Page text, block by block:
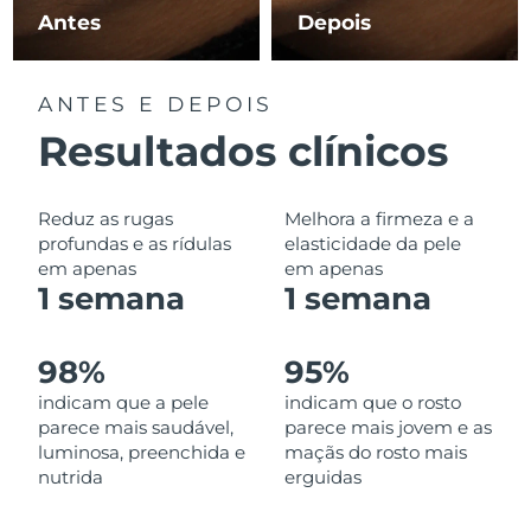
Antes Depois
ANTES E DEPOIS
Resultados clínicos
Reduz as rugas
profundas e as rídulas
em apenas
1 semana
Melhora a firmeza e a
elasticidade da pele
em apenas
1 semana
98%
indicam que a pele
parece mais saudável,
luminosa, preenchida e
nutrida
95%
indicam que o rosto
parece mais jovem e as
maçãs do rosto mais
erguidas
Omã Entrega prevista
Entrega prevista
Porto Rico Entrega prevista11/08/2026
Catar Entrega prevista10/08/2026
Romênia Entrega prevista 09/08/2026
Rússia Entrega prevista17/08/2026